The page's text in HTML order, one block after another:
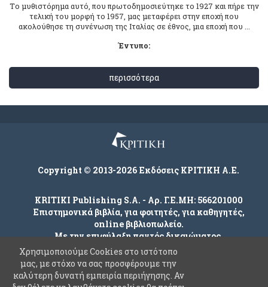
Tο μυθιστόρημα αυτό, που πρωτοδημοσιεύτηκε το 1927 και πήρε την
τελική του μορφή το 1957, μας μεταφέρει στην εποχή που
ακολούθησε τη συνένωση της Iταλίας σε έθνος, μια εποχή που ...
Έντυπο:
περισσότερα
Copyright © 2013-2026 Εκδόσεις ΚΡΙΤΙΚΗ Α.Ε.
KRITIKI Publishing S.A. - Αρ. Γ.Ε.ΜΗ: 566201000
Επιστημονικά βιβλία, για φοιτητές, για καθηγητές,
online βιβλιοπωλείο.
Με την επιφύλαξη παντός δικαιώματος.
Company
Χρησιμοποιούμε Cookies στο ιστότοπο
μας, με στόχο να σας προσφέρουμε την
καλύτερη δυνατή εμπειρία περιήγησης. Αν